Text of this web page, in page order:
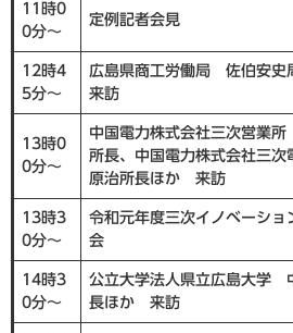
11時0
0分～
定例記者会見
12時4
5分～
広島県商工労働局 佐伯安
来訪
13時0
0分～
中国電力株式会社三次営業
所長、中国電力株式会社三
原治所長ほか 来訪
13時3
0分～
令和元年度三次イノベーシ
会
14時3
0分～
公立大学法人県立広島大学
長ほか 来訪